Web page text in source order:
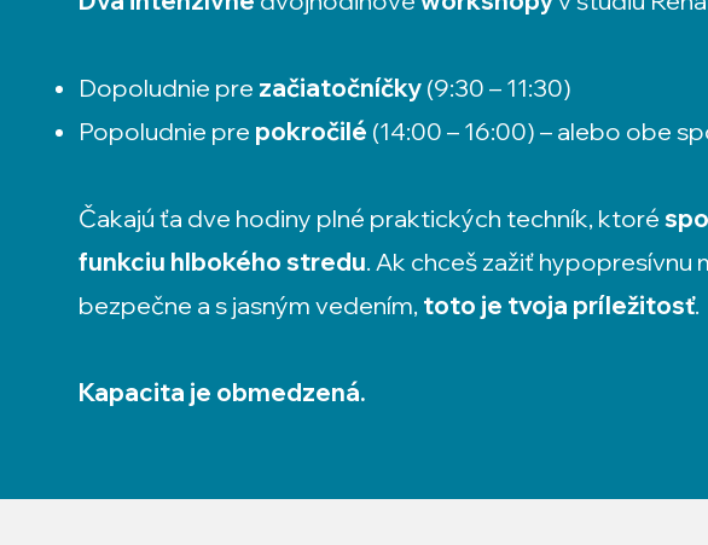
Dopoludnie pre začiatočníčky (9:30 – 11:30)
Popoludnie pre pokročilé (14:00 – 16:00) – alebo obe
Čakajú ťa dve hodiny plné praktických techník, ktoré
funkciu hlbokého stredu. Ak chceš zažiť hypopresívnu
bezpečne a s jasným vedením, toto je tvoja príležitosť.
Kapacita je obmedzená.